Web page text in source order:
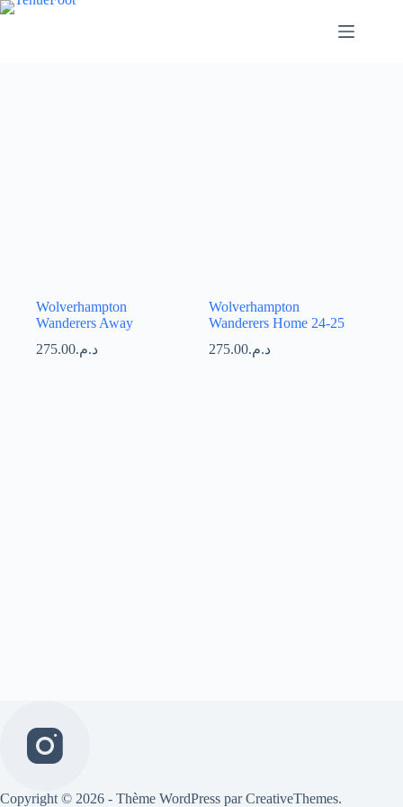
Passer
Wolverhampton
Wanderers Away
د.م.275.00
Wolverhampton
Wanderers Home 24-25
د.م.275.00
Copyright © 2026 - Thème WordPress parCreativeThemes.